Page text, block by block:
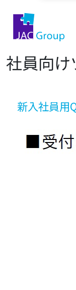
社員向け
新入社員用